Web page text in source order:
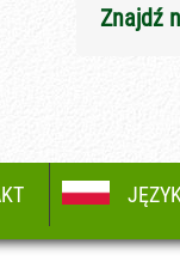
Znajdź